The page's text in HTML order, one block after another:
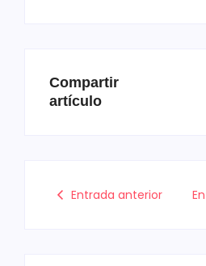
Compartir
artículo
Entrada anterior